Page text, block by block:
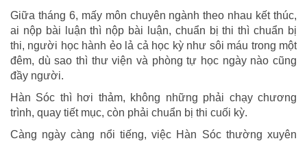
Giữa tháng 6, mấy môn chuyên ngành theo nhau kết thúc,
ai nộp bài luận thì nộp bài luận, chuẩn bị thi thì chuẩn bị
thi, người học hành ẻo lả cả học kỳ như sôi máu trong một
đêm, dù sao thì thư viện và phòng tự học ngày nào cũng
đầy người.
Hàn Sóc thì hơi thảm, không những phải chạy chương
trình, quay tiết mục, còn phải chuẩn bị thi cuối kỳ.
Càng ngày càng nổi tiếng, việc Hàn Sóc thường xuyên